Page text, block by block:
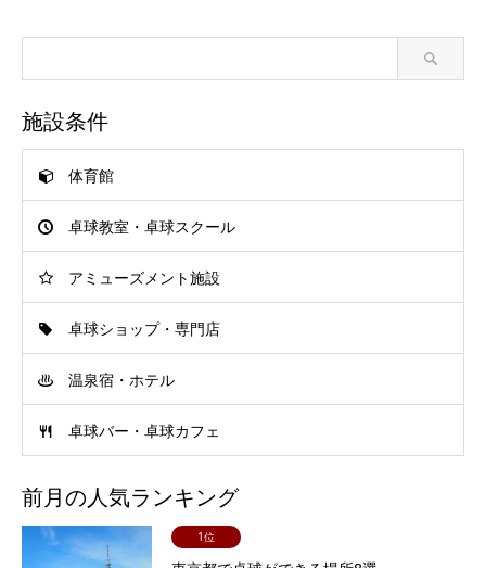
施設条件
体育館
卓球教室・卓球スクール
アミューズメント施設
卓球ショップ・専門店
温泉宿・ホテル
卓球バー・卓球カフェ
前月の人気ランキング
1位